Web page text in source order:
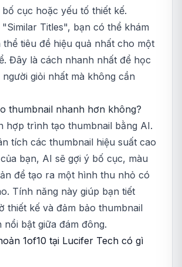
cục hoặc yếu tố thiết kế.
Titles", bạn có thể khám
thể tiêu đề hiệu quả nhất cho một
Đây là cách nhanh nhất để học
giỏi nhất mà không cần
thumbnail nhanh hơn không?
hợp trình tạo thumbnail bằng AI.
tích các thumbnail hiệu suất cao
bạn, AI sẽ gợi ý bố cục, màu
để tạo ra một hình thu nhỏ có
Tính năng này giúp bạn tiết
thiết kế và đảm bảo thumbnail
nổi bật giữa đám đông.
1of10 tại Lucifer Tech có gì